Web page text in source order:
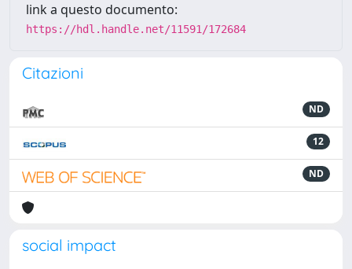
link a questo documento:
https://hdl.handle.net/11591/172684
Citazioni
ND
12
ND
social impact